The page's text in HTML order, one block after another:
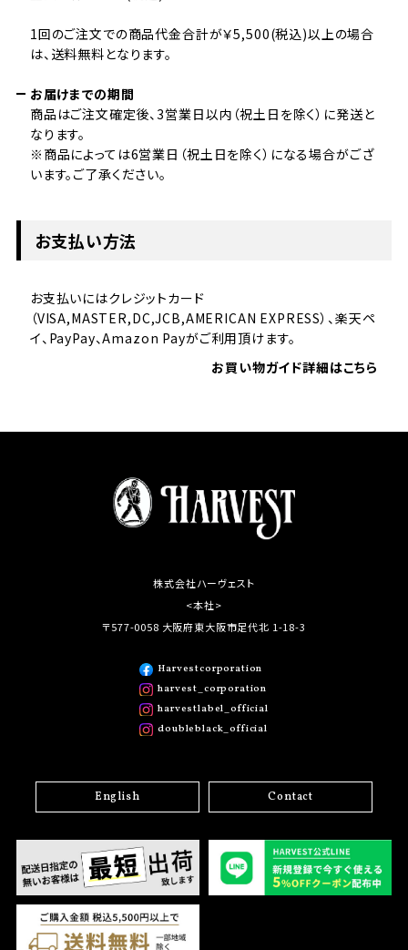
1回のご注文での商品代金合計が￥5,500(税込)以上の場合
は、送料無料となります。
お届けまでの期間
商品はご注文確定後、3営業日以内（祝土日を除く）に発送と
なります。
※商品によっては6営業日（祝土日を除く）になる場合がござ
います。ご了承ください。
お支払い方法
お支払いにはクレジットカード
（VISA,MASTER,DC,JCB,AMERICAN EXPRESS）、楽天ペ
イ、PayPay、Amazon Payがご利用頂けます。
お買い物ガイド詳細はこちら
株式会社ハーヴェスト
<本社>
〒577-0058 大阪府東大阪市足代北 1-18-3
Harvestcorporation
harvest_corporation
harvestlabel_official
doubleblack_official
English Contact